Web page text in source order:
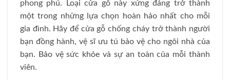
phong phú. Loại cửa gỗ này xứng đáng trở thành
một trong những lựa chọn hoàn hảo nhất cho mỗi
gia đình. Hãy để cửa gỗ chống cháy trở thành người
bạn đồng hành, vệ sĩ ưu tú bảo vệ cho ngôi nhà của
bạn. Bảo vệ sức khỏe và sự an toàn của mỗi thành
viên.